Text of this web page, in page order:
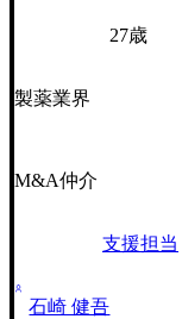
27歳
製薬業界
M&A仲介
支援担当
石崎 健吾